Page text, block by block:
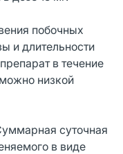
побочных
и длительности
в течение
низкой
суточная
в виде